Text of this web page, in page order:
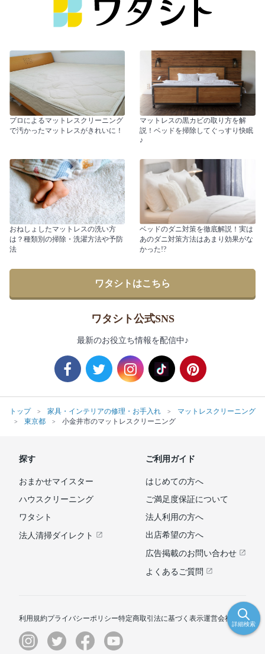
プロによるマットレスクリーニング
で汚かったマットレスがきれいに！
マットレスの黒カビの取り方を解
説！ベッドを掃除してぐっすり快眠
♪
おねしょしたマットレスの洗い方
は？種類別の掃除・洗濯方法や予防
法
ベッドのダニ対策を徹底解説！実は
あのダニ対策方法はあまり効果がな
かった!?
ワタシトはこちら
ワタシト公式SNS
最新のお役立ち情報を配信中♪
トップ 家具・インテリアの修理・お手入れ
マットレスクリーニング
東京都
小金井市のマットレスクリーニング
詳細検索
探す
おまかせマイスター
ハウスクリーニング
ワタシト
法人清掃ダイレクト
ご利用ガイド
はじめての方へ
ご満足度保証について
法人利用の方へ
出店希望の方へ
広告掲載のお問い合わせ
よくあるご質問
利用規約プライバシーポリシー特定商取引法に基づく表示運営会社